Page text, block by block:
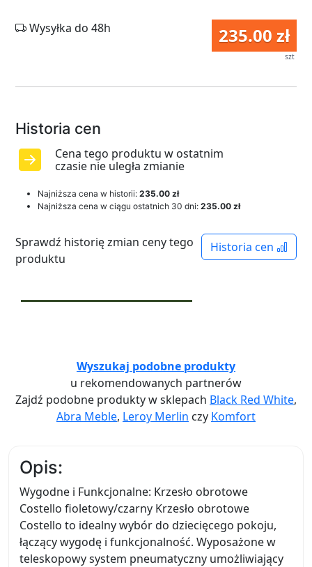
235.00 zł
szt
Wysyłka do 48h
Historia cen
Cena tego produktu w ostatnim
czasie nie uległa zmianie
Najniższa cena w historii: 235.00 zł
Najniższa cena w ciągu ostatnich 30 dni: 235.00 zł
Historia cen
Sprawdź historię zmian ceny tego
produktu
Wyszukaj podobne produkty
u rekomendowanych partnerów
Zajdź podobne produkty w sklepach Black Red White,
Abra Meble, Leroy Merlin czy Komfort
Opis:
Wygodne i Funkcjonalne: Krzesło obrotowe
Costello fioletowy/czarny Krzesło obrotowe
Costello to idealny wybór do dziecięcego pokoju,
łączący wygodę i funkcjonalność. Wyposażone w
teleskopowy system pneumatyczny umożliwiający